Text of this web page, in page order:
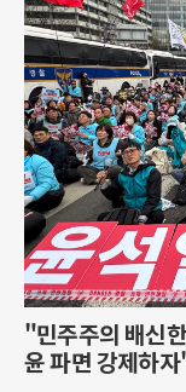
"민주주의 배신
윤 파면 강제하